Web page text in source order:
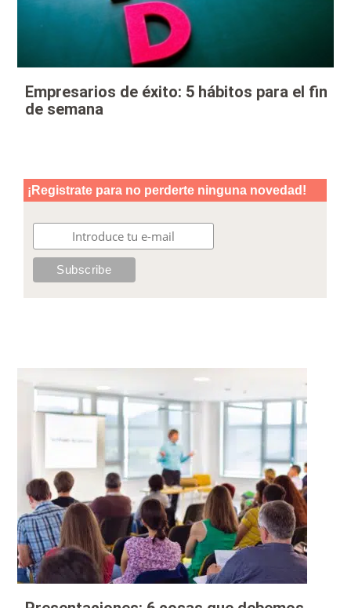
Empresarios de éxito: 5 hábitos para el fin
de semana